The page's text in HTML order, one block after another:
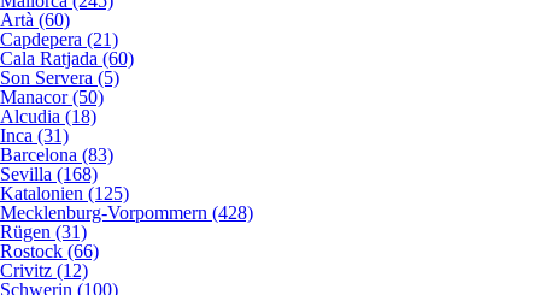
Artà (60)
Capdepera (21)
Cala Ratjada (60)
Son Servera (5)
Manacor (50)
Alcudia (18)
Inca (31)
Barcelona (83)
Sevilla (168)
Katalonien (125)
Mecklenburg-Vorpommern (428)
Rügen (31)
Rostock (66)
Crivitz (12)
Schwerin (100)